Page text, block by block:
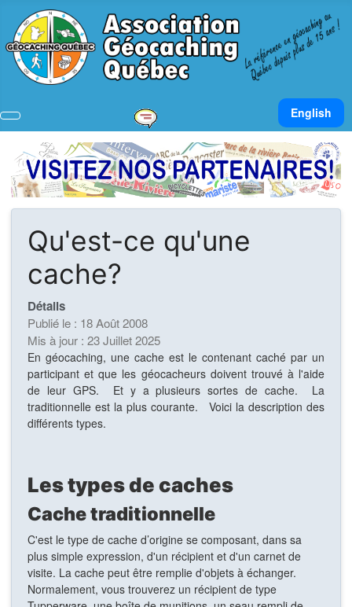
Sélectionnez
English
Qu'est-ce qu'une
cache?
Détails
Publié le : 18 Août 2008
Mis à jour : 23 Juillet 2025
En géocaching, une cache est le contenant caché par un
participant et que les géocacheurs doivent trouvé à l'aide
de leur GPS. Et y a plusieurs sortes de cache. La
traditionnelle est la plus courante. Voici la description des
différents types.
Les types de caches
Cache traditionnelle
C'est le type de cache d’origine se composant, dans sa
plus simple expression, d'un récipient et d'un carnet de
visite. La cache peut être remplie d'objets à échanger.
Normalement, vous trouverez un récipient de type